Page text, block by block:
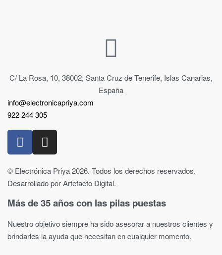
C/ La Rosa, 10, 38002, Santa Cruz de Tenerife, Islas Canarias,
España
info@electronicapriya.com
922 244 305
© Electrónica Priya 2026. Todos los derechos reservados.
Desarrollado por Artefacto Digital.
Más de 35 años con las pilas puestas
Nuestro objetivo siempre ha sido asesorar a nuestros clientes y
brindarles la ayuda que necesitan en cualquier momento.